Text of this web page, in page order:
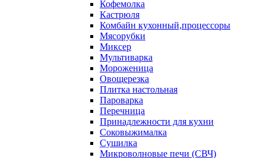
Кофемолка
Кастрюля
Комбайн кухонный,процессоры
Мясорубки
Миксер
Мультиварка
Мороженица
Овощерезка
Плитка настольная
Пароварка
Перечница
Принадлежности для кухни
Соковыжималка
Сушилка
Микроволновые печи (СВЧ)